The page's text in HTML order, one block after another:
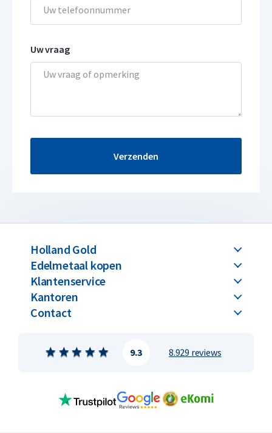
Uw vraag
Verzenden
Holland Gold
Edelmetaal kopen
Klantenservice
Kantoren
Contact
8.929 reviews
9.3